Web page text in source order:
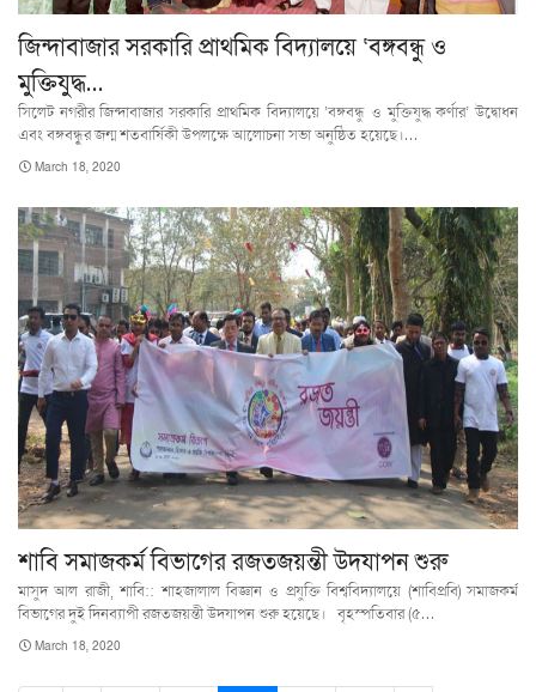
জিন্দাবাজার সরকারি প্রাথমিক বিদ্যালয়ে ‘বঙ্গবন্ধু ও
মুক্তিযুদ্ধ…
সিলেট নগরীর জিন্দাবাজার সরকারি প্রাথমিক বিদ্যালয়ে ‘বঙ্গবন্ধু ও মুক্তিযুদ্ধ কর্ণার’ উদ্বোধন
এবং বঙ্গবন্ধুৃর জন্ম শতবার্ষিকী উপলক্ষে আলোচনা সভা অনুষ্ঠিত হয়েছে।…
March 18, 2020
শাবি সমাজকর্ম বিভাগের রজতজয়ন্তী উদযাপন শুরু
মাসুদ আল রাজী, শাবি:: শাহজালাল বিজ্ঞান ও প্রযুক্তি বিশ্ববিদ্যালয়ে (শাবিপ্রবি) সমাজকর্ম
বিভাগের দুই দিনব্যাপী রজতজয়ন্তী উদযাপন শুরু হয়েছে। বৃহস্পতিবার (৫…
March 18, 2020